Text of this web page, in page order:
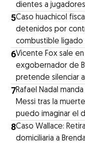
dientes a
5Caso huachicol
detenidos por
combustible ligado
6Vicente Fox sale
exgobernador de
pretende silenciar
7Rafael Nadal
Messi tras la
puedo imaginar el
8Caso Wallace:
domiciliaria a